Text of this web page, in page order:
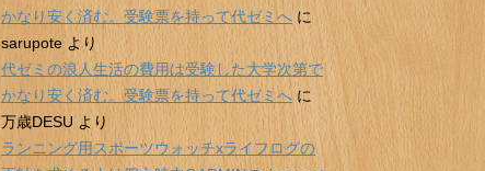
かなり安く済む。受験票を持って代ゼミへに
sarupote より
代ゼミの浪人生活の費用は受験した大学次第で
かなり安く済む。受験票を持って代ゼミへに
万歳DESUより
ランニング用スポーツウォッチxライフログの